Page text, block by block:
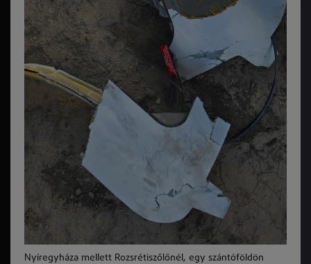
Nyíregyháza mellett Rozsrétiszőlőnél, egy szántóföldön